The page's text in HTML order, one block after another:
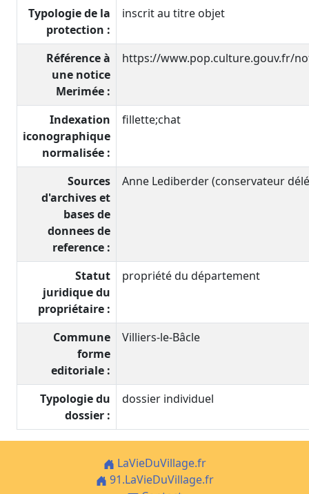
Typologie de la
protection :
inscrit au titre objet
Référence à
une notice
Merimée :
https://www.pop.culture.gouv.fr/
Indexation
iconographique
normalisée :
fillette;chat
Sources
d'archives et
bases de
donnees de
reference :
Anne Lediberder (conservateur
Statut
juridique du
propriétaire :
propriété du département
Commune
forme
editoriale :
Villiers-le-Bâcle
Typologie du
dossier :
dossier individuel
LaVieDuVillage.fr
91.LaVieDuVillage.fr